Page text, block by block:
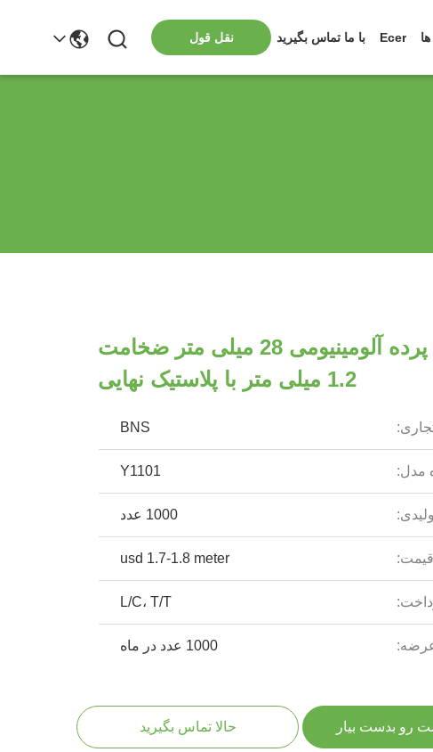
Ecer با ما تماس بگیرید نقل قول
قیمت ارزان پرده آلومینیومی 28 میلی متر ضخامت
1.2 میلی متر با پلاستیک نهایی
BNS
مدل: Y1101
1000 عدد
قیمت: usd 1.7-1.8 meter
L/C، T/T
عرضه: 1000 عدد در ماه
رو بدست بیار حالا تماس بگیرید